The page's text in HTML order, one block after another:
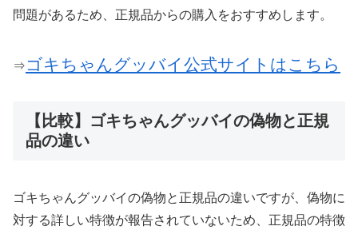
問題があるため、正規品からの購入をおすすめします。
⇒ ゴキちゃんグッバイ公式サイトはこちら
【比較】ゴキちゃんグッバイの偽物と正規
品の違い
ゴキちゃんグッバイの偽物と正規品の違いですが、偽物に
対する詳しい特徴が報告されていないため、正規品の特徴